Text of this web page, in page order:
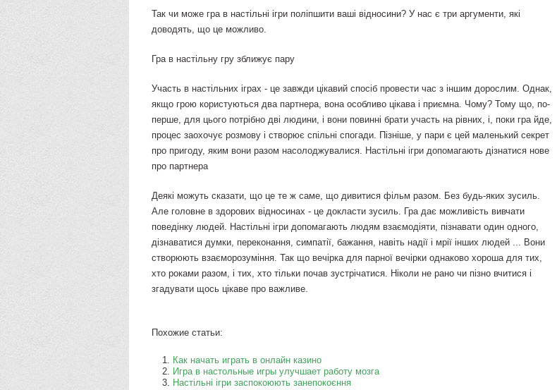
Так чи може гра в настільні ігри поліпшити ваші відносини? У нас є три аргументи, які
доводять, що це можливо.
Гра в настільну гру зближує пару
Участь в настільних іграх - це завжди цікавий спосіб провести час з іншим дорослим. Однак,
якщо грою користуються два партнера, вона особливо цікава і приємна. Чому? Тому що, по-
перше, для цього потрібно дві людини, і вони повинні брати участь на рівних, і, поки гра йде,
процес заохочує розмову і створює спільні спогади. Пізніше, у пари є цей маленький секрет
про пригоду, яким вони разом насолоджувалися. Настільні ігри допомагають дізнатися нове
про партнера
Деякі можуть сказати, що це те ж саме, що дивитися фільм разом. Без будь-яких зусиль.
Але головне в здорових відносинах - це докласти зусиль. Гра дає можливість вивчати
поведінку людей. Настільні ігри допомагають людям взаємодіяти, пізнавати один одного,
дізнаватися думки, переконання, симпатії, бажання, навіть надії і мрії інших людей ... Вони
створюють взаєморозуміння. Так що вечірка для парної вечірки однаково хороша для тих,
хто роками разом, і тих, хто тільки почав зустрічатися. Ніколи не рано чи пізно вчитися і
згадувати щось цікаве про важливе.
Похожие статьи:
Как начать играть в онлайн казино
Игра в настольные игры улучшает работу мозга
​Настільні ігри заспокоюють занепокоєння